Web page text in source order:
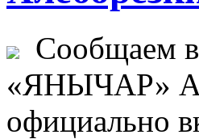
Сообщаем
«ЯНЫЧАР»
официально